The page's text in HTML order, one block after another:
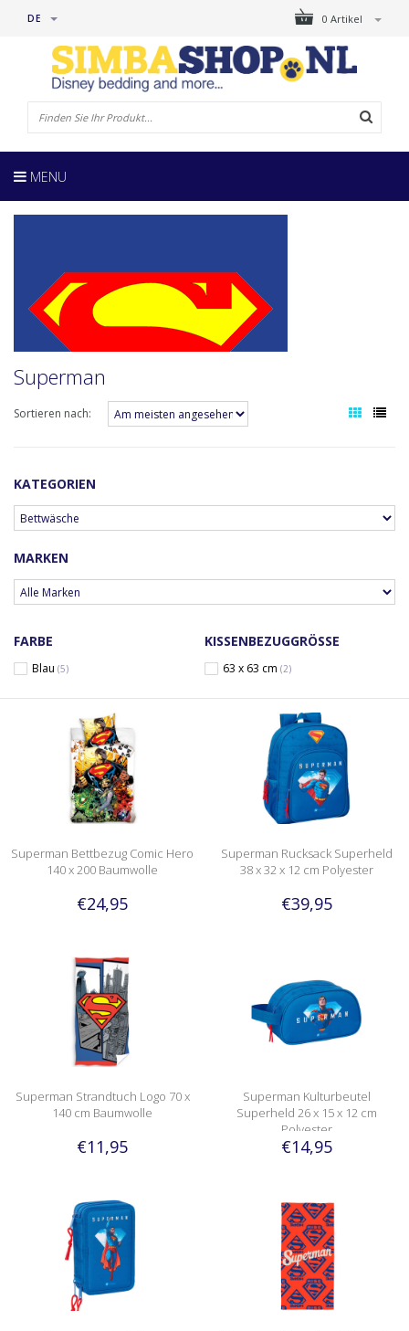
0 Artikel
DE
MENU
Superman
Sortieren nach:
KATEGORIEN
MARKEN
FARBE
Blau (5)
KISSENBEZUGGRÖSSE
63 x 63 cm (2)
Superman Bettbezug Comic Hero
140 x 200 Baumwolle
€24,95
Superman Rucksack Superheld
38 x 32 x 12 cm Polyester
€39,95
Superman Strandtuch Logo 70 x
140 cm Baumwolle
€11,95
Superman Kulturbeutel
Superheld 26 x 15 x 12 cm
Polyester
€14,95